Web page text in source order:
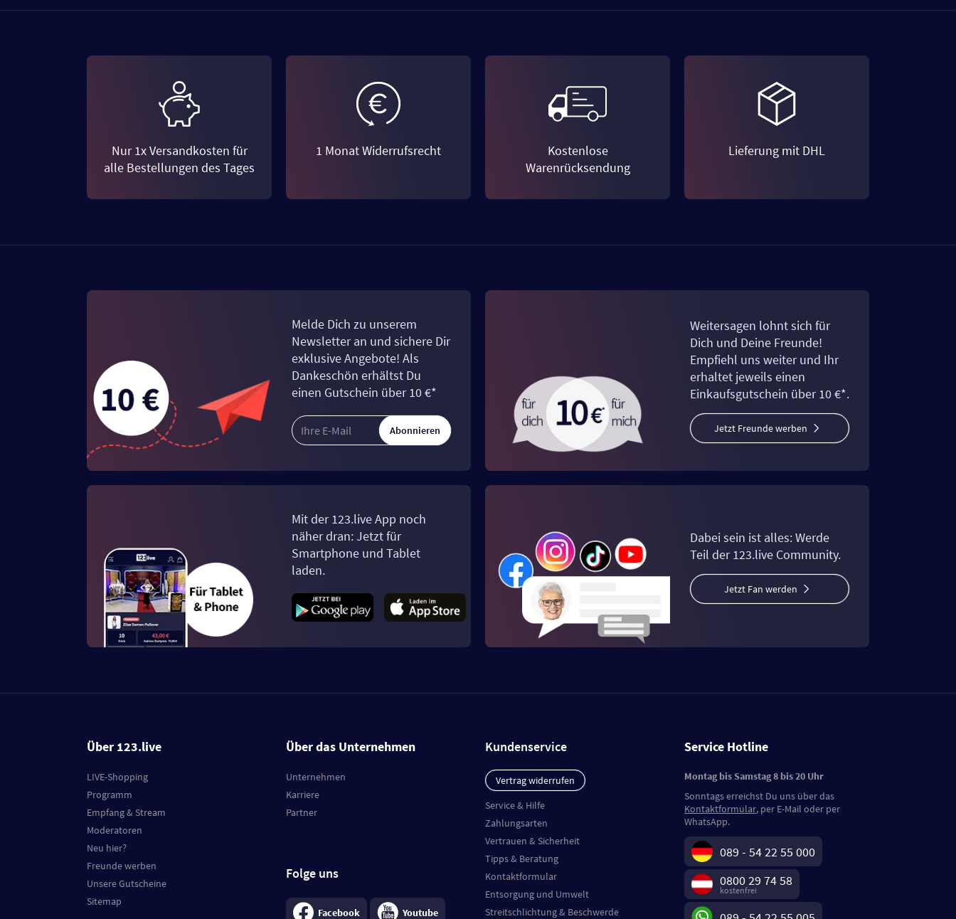
Nur 1x Versandkosten für
alle Bestellungen des Tages
1 Monat Widerrufsrecht
Kostenlose
Warenrücksendung
Lieferung mit DHL
Melde Dich zu unserem
Newsletter an und sichere Dir
exklusive Angebote! Als
Dankeschön erhältst Du
einen Gutschein über 10 €*
Abonnieren
Weitersagen lohnt sich für
Dich und Deine Freunde!
Empfiehl uns weiter und Ihr
erhaltet jeweils einen
Einkaufsgutschein über 10 €*.
Jetzt Freunde werben
Mit der 123.live App noch
näher dran: Jetzt für
Smartphone und Tablet
laden.
Dabei sein ist alles: Werde
Teil der 123.live Community.
Jetzt Fan werden
Über 123.live
LIVE-Shopping
Programm
Empfang & Stream
Moderatoren
Neu hier?
Freunde werben
Unsere Gutscheine
Sitemap
Über das Unternehmen
Unternehmen
Karriere
Partner
Folge uns
Facebook Youtube
Kundenservice
Vertrag widerrufen
Service & Hilfe
Zahlungsarten
Vertrauen & Sicherheit
Tipps & Beratung
Kontaktformular
Entsorgung und Umwelt
Streitschlichtung & Beschwerde
Service Hotline
Montag bis Samstag 8 bis 20 Uhr
Sonntags erreichst Du uns über das
Kontaktformular, per E-Mail oder per
WhatsApp.
089 - 54 22 55 000
0800 29 74 58
kostenfrei